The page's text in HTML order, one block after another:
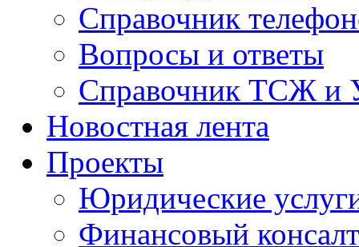
Справочник
Вопросы и ответы
Справочник ТСЖ и
Новостная лента
Проекты
Юридические
Финансовый